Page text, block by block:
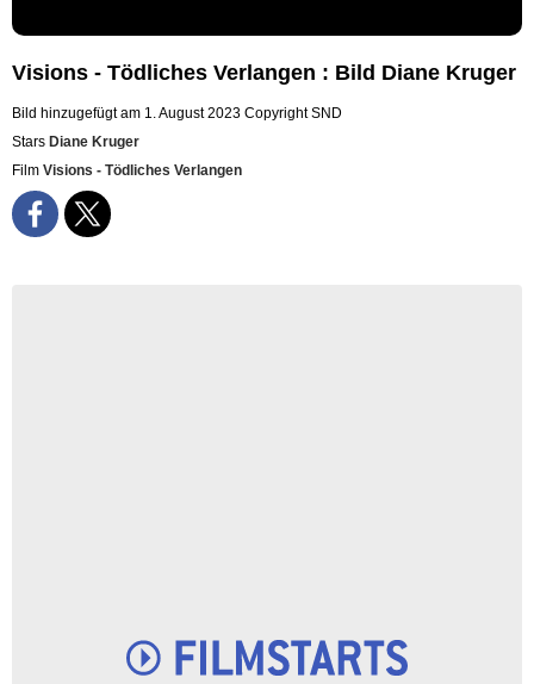
Visions - Tödliches Verlangen : Bild Diane Kruger
Bild hinzugefügt am 1. August 2023 Copyright SND
Stars Diane Kruger
Film Visions - Tödliches Verlangen